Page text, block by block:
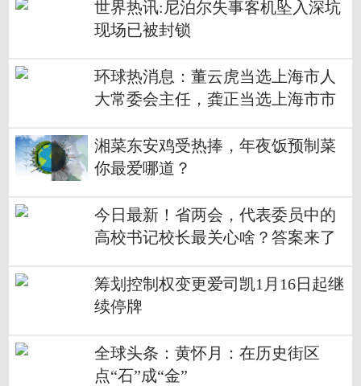
世界热讯:尼泊尔失事客机坠入深坑
现场已被封锁
环球热消息：董云虎当选上海市人
大常委会主任，龚正当选上海市市
湘菜东安鸡受热捧，年夜饭预制菜
你最爱哪道？
今日最新！省两会，代表委员中的
高校书记校长最关心啥？答案来了
筹划控制权变更爱司凯1月16日起继
续停牌
全球头条：黄怀月：在历史街区
点“石”成“金”